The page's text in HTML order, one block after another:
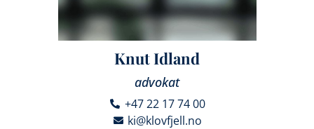
Knut Idland
advokat
+47 22 17 74 00
ki@klovfjell.no